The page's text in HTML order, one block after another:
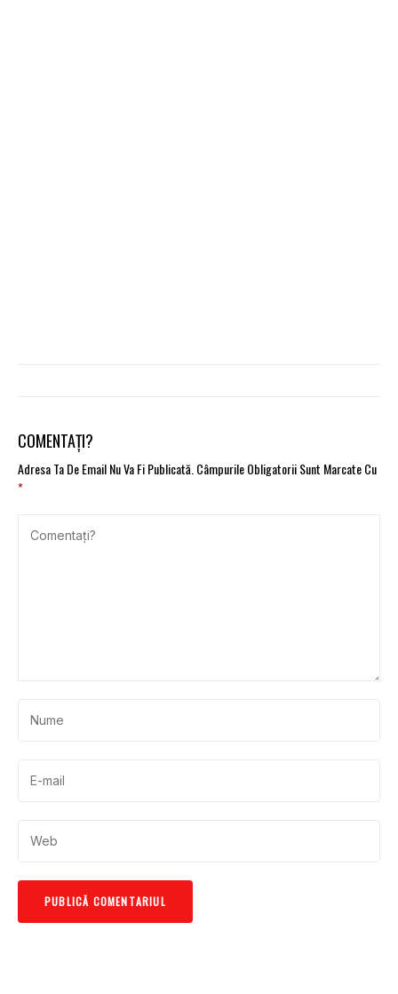
COMENTAȚI?
Adresa Ta De Email Nu Va Fi Publicată.Câmpurile Obligatorii Sunt Marcate Cu
*